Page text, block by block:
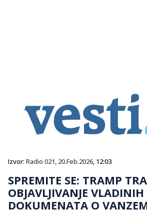
Izvor: Radio 021, 20.Feb.2026, 12:03
SPREMITE SE: TRAMP
OBJAVLJIVANJE VLADINIH
DOKUMENATA O